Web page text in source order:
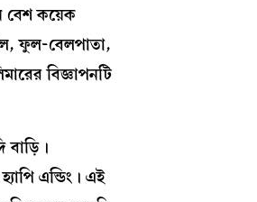
বেশ কয়েক
ফুল-বেলপাতা,
বিজ্ঞাপনটি
বাড়ি।
এন্ডিং। এই